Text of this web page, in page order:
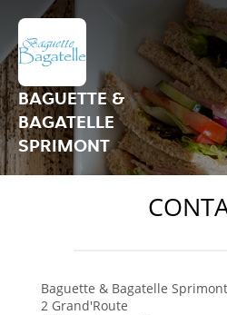
BAGUETTE &
BAGATELLE
SPRIMONT
Baguette & Bagatelle Sprimont
2 Grand'Route